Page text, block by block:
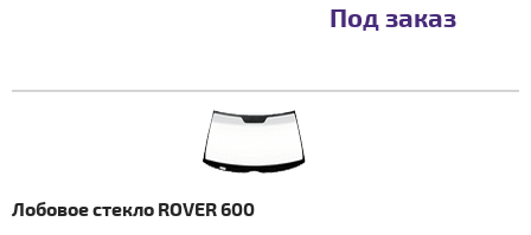
Под заказ
Лобовое стекло ROVER 600